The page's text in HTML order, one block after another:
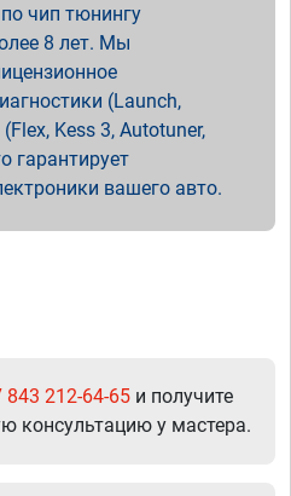
чип тюнингу
8 лет. Мы
(Launch,
Kess 3, Autotuner,
гарантирует
вашего авто.
843 212-64-65 и получите
консультацию у мастера.